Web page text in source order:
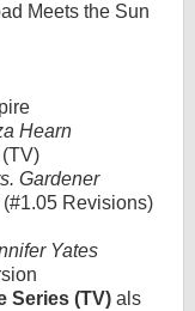
Meets the Sun
Hearn
Gardener
Revisions)
Yates
Series (TV) als